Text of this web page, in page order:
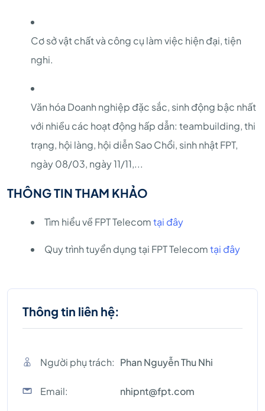
Cơ sở vật chất và công cụ làm việc hiện đại, tiện
nghi.
Văn hóa Doanh nghiệp đặc sắc, sinh động bậc nhất
với nhiều các hoạt động hấp dẫn: teambuilding, thi
trạng, hội làng, hội diễn Sao Chổi, sinh nhật FPT,
ngày 08/03, ngày 11/11,...
THÔNG TIN THAM KHẢO
Tìm hiểu về FPT Telecomtại đây
Quy trình tuyển dụng tại FPT Telecomtại đây
Thông tin liên hệ:
Người phụ trách: Phan Nguyễn Thu Nhi
Email: nhipnt@fpt.com